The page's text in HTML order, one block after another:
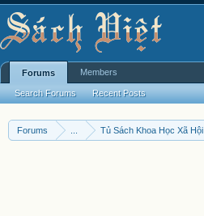
Forums Tủ Sách Khoa Học Xã Hội
Forums
Search Forums Recent Posts
Members